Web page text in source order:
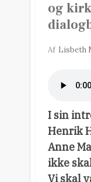
og
Af Lisbeth
I sin
Henrik
Anne
ikke
Vi skal